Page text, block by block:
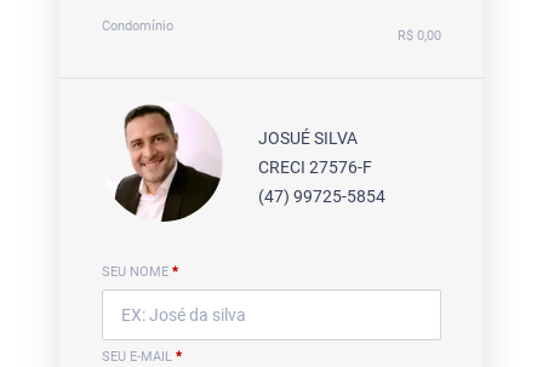
Condomínio
R$ 0,00
JOSUÉ SILVA
CRECI 27576-F
(47) 99725-5854
SEU NOME *
SEU E-MAIL *